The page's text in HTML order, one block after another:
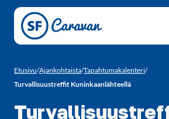
Siirry sivun sisältöön
Etusivu/Ajankohtaista/Tapahtumakalenteri/
Turvallisuustreffit Kuninkaanlähteellä